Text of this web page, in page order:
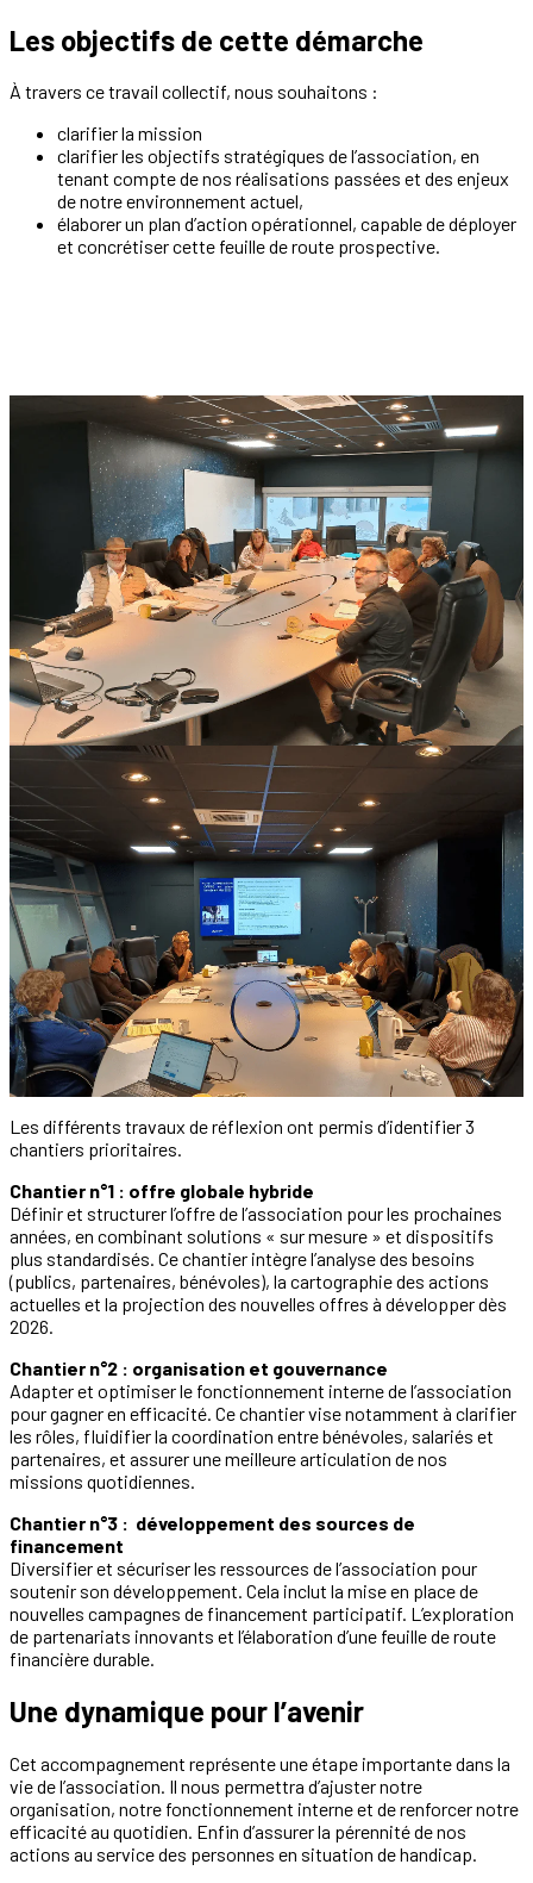
Les objectifs de cette démarche
À travers ce travail collectif, nous souhaitons :
clarifier la mission
clarifier les objectifs stratégiques de l’association, en
tenant compte de nos réalisations passées et des enjeux
de notre environnement actuel,
élaborer un plan d’action opérationnel, capable de déployer
et concrétiser cette feuille de route prospective.
Les différents travaux de réflexion ont permis d’identifier 3
chantiers prioritaires.
Chantier n°1 : offre globale hybride
Définir et structurer l’offre de l’association pour les prochaines
années, en combinant solutions « sur mesure » et dispositifs
plus standardisés. Ce chantier intègre l’analyse des besoins
(publics, partenaires, bénévoles), la cartographie des actions
actuelles et la projection des nouvelles offres à développer dès
2026.
Chantier n°2 : organisation et gouvernance
Adapter et optimiser le fonctionnement interne de l’association
pour gagner en efficacité. Ce chantier vise notamment à clarifier
les rôles, fluidifier la coordination entre bénévoles, salariés et
partenaires, et assurer une meilleure articulation de nos
missions quotidiennes.
Chantier n°3 : développement des sources de
financement
Diversifier et sécuriser les ressources de l’association pour
soutenir son développement. Cela inclut la mise en place de
nouvelles campagnes de financement participatif. L’exploration
de partenariats innovants et l’élaboration d’une feuille de route
financière durable.
Une dynamique pour l’avenir
Cet accompagnement représente une étape importante dans la
vie de l’association. Il nous permettra d’ajuster notre
organisation, notre fonctionnement interne et de renforcer notre
efficacité au quotidien. Enfin d’assurer la pérennité de nos
actions au service des personnes en situation de handicap.